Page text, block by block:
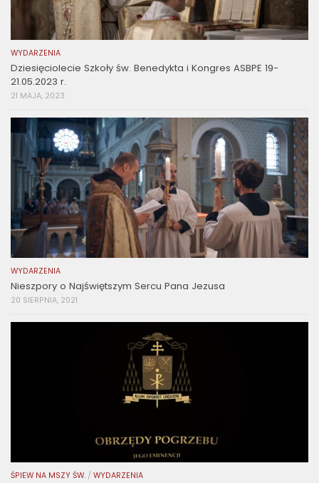
WYDARZENIA
Dziesięciolecie Szkoły św. Benedykta i Kongres ASBPE 19-
21.05.2023 r.
21 MAJA, 2023
WYDARZENIA
Nieszpory o Najświętszym Sercu Pana Jezusa
20 SIERPNIA, 2021
ŚPIEW NA MSZY ŚW. / WYDARZENIA